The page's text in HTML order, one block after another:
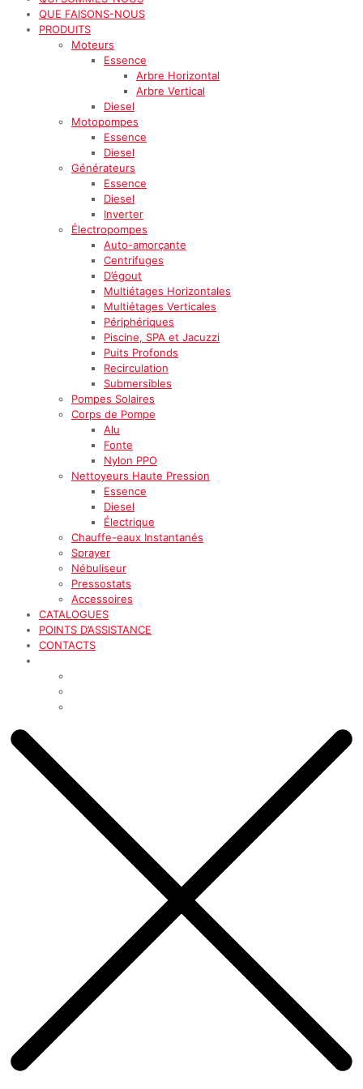
QUE FAISONS-NOUS
PRODUITS
Moteurs
Essence
Arbre Horizontal
Arbre Vertical
Diesel
Motopompes
Essence
Diesel
Générateurs
Essence
Diesel
Inverter
Électropompes
Auto-amorçante
Centrifuges
D’égout
Multiétages Horizontales
Multiétages Verticales
Périphériques
Piscine, SPA et Jacuzzi
Puits Profonds
Recirculation
Submersibles
Pompes Solaires
Corps de Pompe
Alu
Fonte
Nylon PPO
Nettoyeurs Haute Pression
Essence
Diesel
Électrique
Chauffe-eaux Instantanés
Sprayer
Nébuliseur
Pressostats
Accessoires
CATALOGUES
POINTS D’ASSISTANCE
CONTACTS